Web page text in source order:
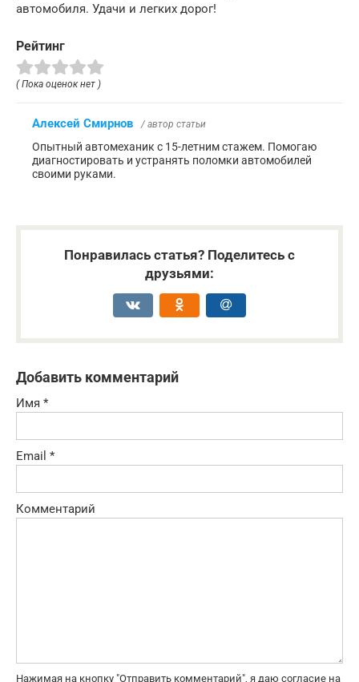
автомобиля. Удачи и легких дорог!
Рейтинг
( Пока оценок нет )
Алексей Смирнов / автор статьи
Опытный автомеханик с 15-летним стажем. Помогаю
диагностировать и устранять поломки автомобилей
своими руками.
Понравилась статья? Поделитесь с
друзьями:
Добавить комментарий
Имя *
Email *
Комментарий
Нажимая на кнопку "Отправить комментарий", я даю согласие на